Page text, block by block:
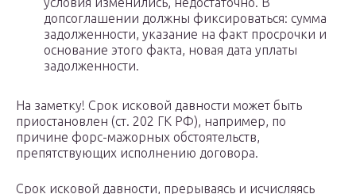
допсоглашении должны фиксироваться: сумма
задолженности, указание на факт просрочки и
основание этого факта, новая дата уплаты
задолженности.
На заметку! Срок исковой давности может быть
приостановлен (ст. 202 ГК РФ), например, по
причине форс-мажорных обстоятельств,
препятствующих исполнению договора.
Срок исковой давности, прерываясь и исчисляясь